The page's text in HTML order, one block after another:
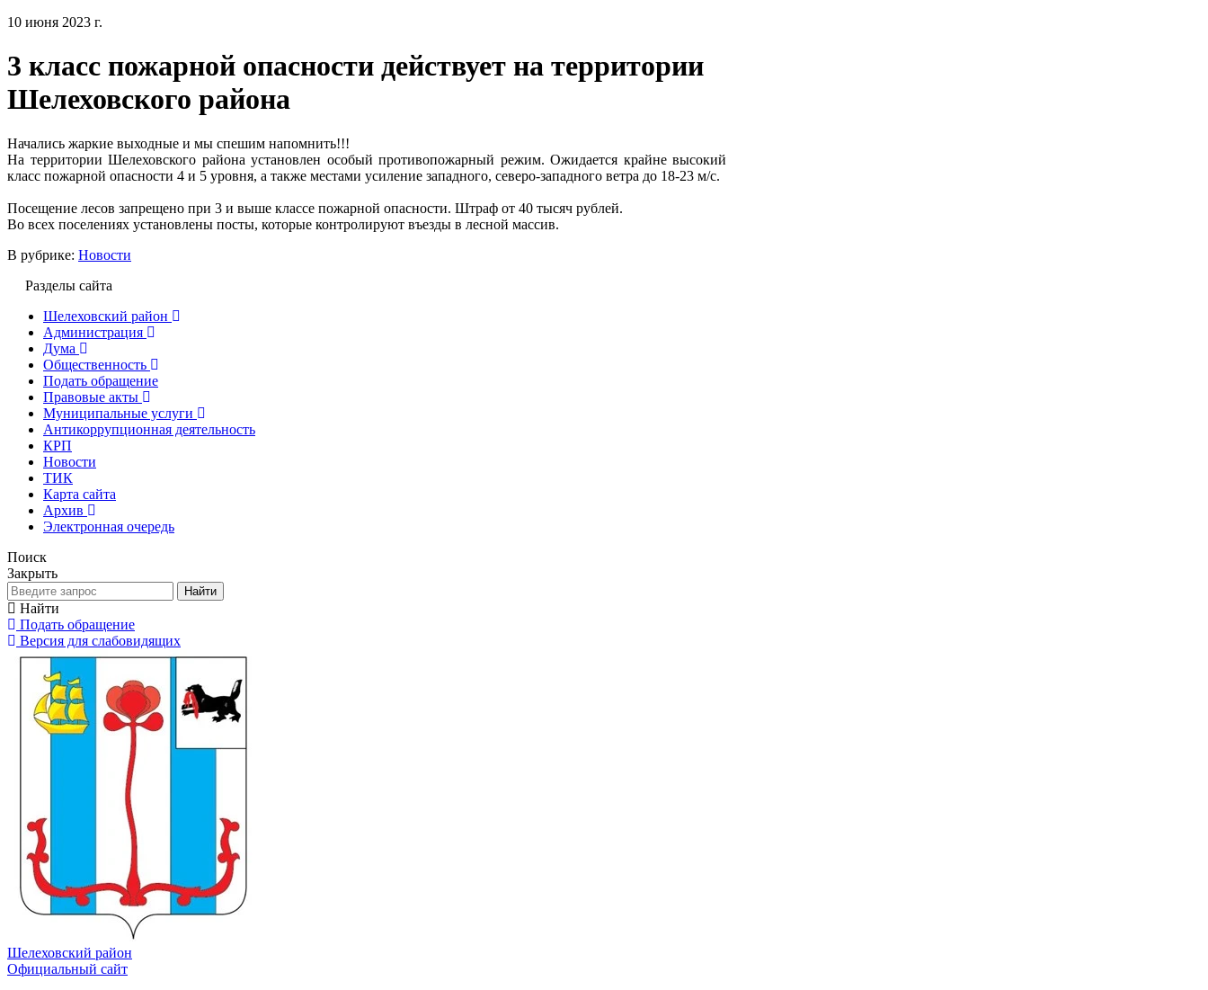
10 июня 2023 г.
3 класс пожарной опасности действует на территории
Шелеховского района
Начались жаркие выходные и мы спешим напомнить!!!
На территории Шелеховского района установлен особый противопожарный режим. Ожидается крайне высокий
класс пожарной опасности 4 и 5 уровня, а также местами усиление западного, северо-западного ветра до 18-23 м/с.
Посещение лесов запрещено при 3 и выше классе пожарной опасности. Штраф от 40 тысяч рублей.
Во всех поселениях установлены посты, которые контролируют въезды в лесной массив.
В рубрике: Новости
Разделы сайта
Шелеховский район
Администрация
Дума
Общественность
Подать обращение
Правовые акты
Муниципальные услуги
Антикоррупционная деятельность
КРП
Новости
ТИК
Карта сайта
Архив
Электронная очередь
Поиск
Закрыть
Найти
Найти
Подать обращение
Версия для слабовидящих
Шелеховский район
Официальный сайт